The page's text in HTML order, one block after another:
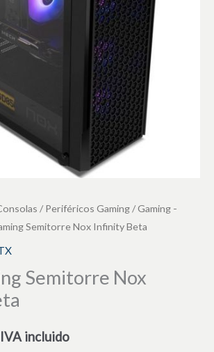
/Periféricos Gaming/Gaming -
Semitorre Nox Infinity Beta
Semitorre Nox
incluido